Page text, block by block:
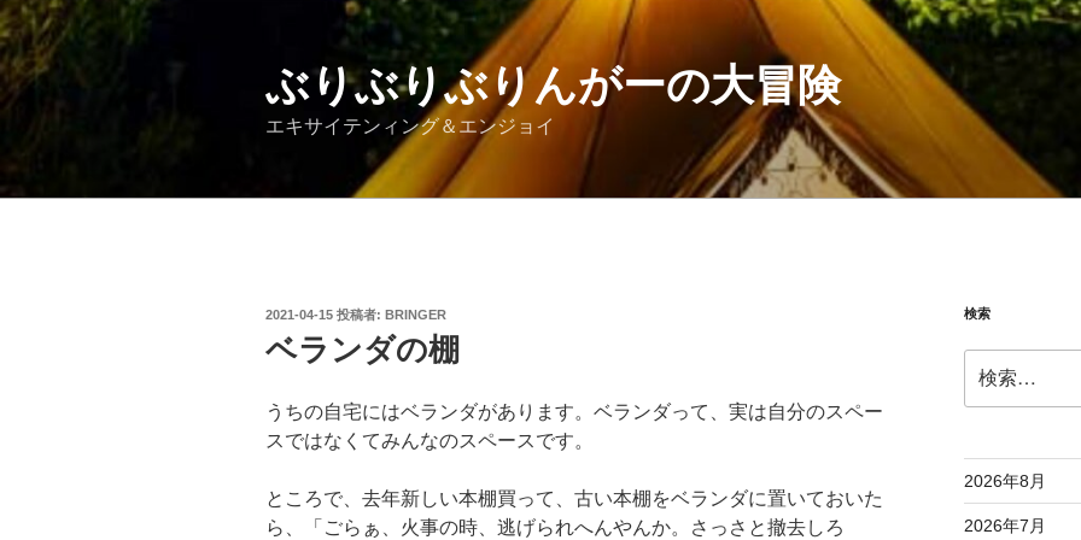
コ
ン
テ
ン
ス
ぶりぶりぶりんがーの大冒険
エキサイテンィング＆エンジョイ
投
日:
2021-04-15 投稿者: BRINGER
ベランダの棚
うちの自宅にはベランダがあります。ベランダって、実は自分のスペー
スではなくてみんなのスペースです。
ところで、去年新しい本棚買って、古い本棚をベランダに置いておいた
ら、「ごらぁ、火事の時、逃げられへんやんか。さっさと撤去しろ
検索
索:
2026年8月
2026年7月